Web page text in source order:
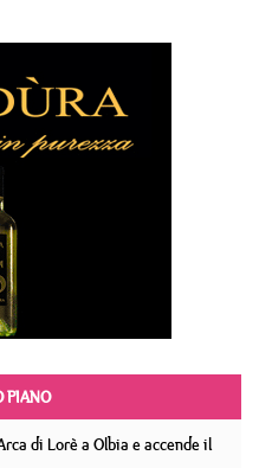
PIANO
di Lorè a Olbia e accende il